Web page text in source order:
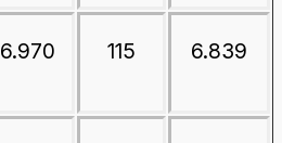
6.970 115 6.839